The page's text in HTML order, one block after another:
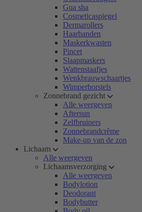
Gua sha
Cosmeticaspiegel
Dermarollers
Haarbanden
Maskerkwasten
Pincet
Slaapmaskers
Wattenstaafjes
Wenkbrauwschaartjes
Wimperborstels
Zonnebrand gezicht
Alle weergeven
Aftersun
Zelfbruiners
Zonnebrandcrème
Make-up van de zon
Lichaam
Alle weergeven
Lichaamsverzorging
Alle weergeven
Bodylotion
Deodorant
Bodybutter